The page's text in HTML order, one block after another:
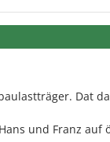
Dat
und Franz